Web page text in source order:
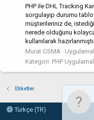
PHP ile DHL Tracking
sorgulayıp durumu
müşterileriniz de,
nerede olduğunu
kullanılarak hazırlanmıştır
Murat OSMA
Kategori: PHP
Etiketler
Türkçe (TR)